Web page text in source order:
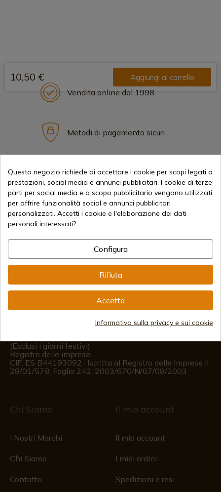
10,50 € Aggiungi al carrello
Vendita online dal 1998
Metodi di pagamento sicuri
Spedizioni Internazionali
Informazione
info@aceros-de-hispania.com
(+34)978 877 088
(+34)676 850 364
Informazioni per il cliente
(Esclusi i giorni festivi)
Registro delle imprese
CIF: ES B44193092 · Iscritta al Registro delle Imprese il
28/01/578, Foglio 242, 2003/670/N/07/08/2003
Chi Siamo
I Nostri Marchi
Chi Siamo
Contatto
Il mio account
Il mio account
I miei ordini
Spedizioni e resi
Questo negozio richiede di accettare i cookie per scopi legati a
prestazioni, social media e annunci pubblicitari. I cookie di terze
parti per social media e a scopo pubblicitario vengono utilizzati
per offrire funzionalità social e annunci pubblicitari
personalizzati. Accetti i cookie e l'elaborazione dei dati
personali interessati?
Configura
Rifiuta
Accetta
Informativa sulla privacy e sui cookie